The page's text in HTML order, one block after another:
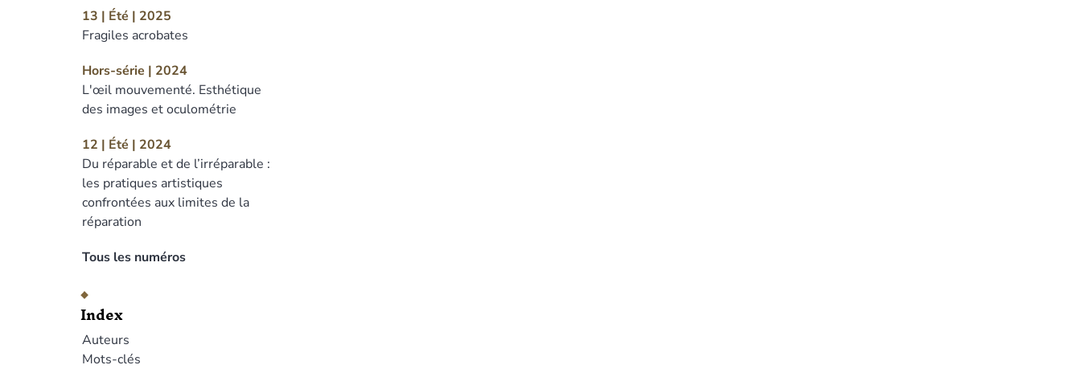
13 | Été | 2025
Fragiles acrobates
Hors-série | 2024
L'œil mouvementé. Esthétique
des images et oculométrie
12 | Été | 2024
Du réparable et de l’irréparable :
les pratiques artistiques
confrontées aux limites de la
réparation
Tous les numéros
Index
Auteurs
Mots-clés